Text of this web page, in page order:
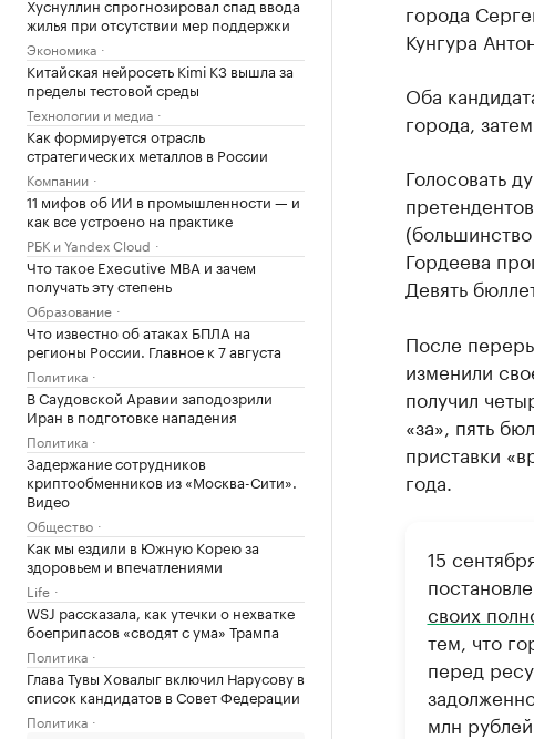
жилья при отсутствии мер поддержки
Экономика
Китайская нейросеть Kimi K3 вышла за
пределы тестовой среды
Технологии и медиа
Как формируется отрасль
стратегических металлов в России
Компании
11 мифов об ИИ в промышленности — и
как все устроено на практике
РБК и Yandex Cloud
Что такое Executive MBA и зачем
получать эту степень
Образование
Что известно об атаках БПЛА на
регионы России. Главное к 7 августа
Политика
В Саудовской Аравии заподозрили
Иран в подготовке нападения
Политика
Задержание сотрудников
криптообменников из «Москва-Сити».
Видео
Общество
Как мы ездили в Южную Корею за
здоровьем и впечатлениями
Life
WSJ рассказала, как утечки о нехватке
боеприпасов «сводят с ума» Трампа
Политика
Глава Тувы Ховалыг включил Нарусову в
список кандидатов в Совет Федерации
Политика
города
Кунгура
Оба
города,
Голосовать
Гордеева
Девять
После
изменили
получил
«за», пять
приставки
года.
15
своих
тем, что
перед
млн рублей.